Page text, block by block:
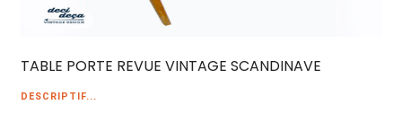
TABLE PORTE REVUE VINTAGE SCANDINAVE
DESCRIPTIF...